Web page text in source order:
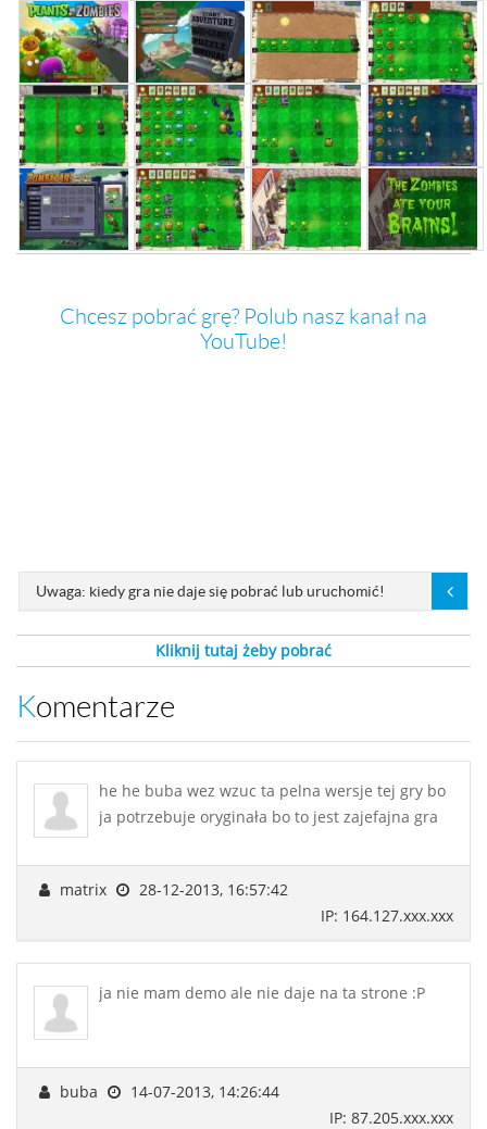
Chcesz pobrać grę? Polub nasz kanał na
YouTube!
Uwaga: kiedy gra nie daje się pobrać lub uruchomić!
Kliknij tutaj żeby pobrać
Komentarze
he he buba wez wzuc ta pelna wersje tej gry bo
ja potrzebuje oryginała bo to jest zajefajna gra
matrix
28-12-2013, 16:57:42
IP: 164.127.xxx.xxx
ja nie mam demo ale nie daje na ta strone :P
buba
14-07-2013, 14:26:44
IP: 87.205.xxx.xxx